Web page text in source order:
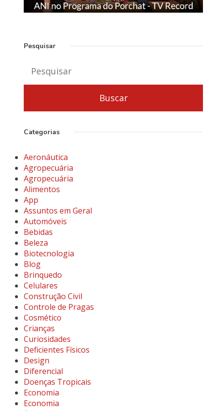
Pesquisar
Categorias
Aeronáutica
Agropecuária
Agropecuária
Alimentos
App
Assuntos em Geral
Automóveis
Bebidas
Beleza
Biotecnologia
Blog
Brinquedo
Celulares
Construção Civil
Controle de Pragas
Cosmético
Crianças
Curiosidades
Deficientes Físicos
Design
Diferencial
Doenças Tropicais
Economia
Economia